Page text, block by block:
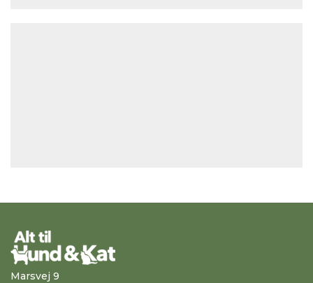
Marsvej 9